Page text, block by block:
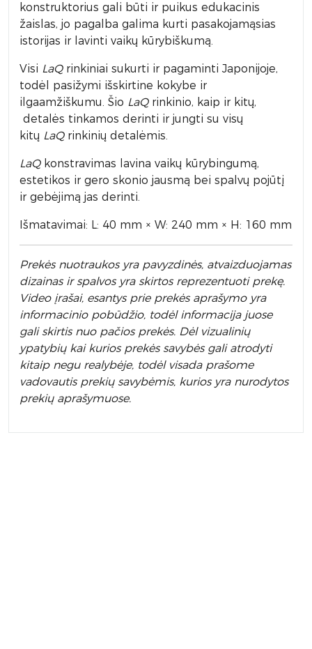
konstruktorius gali būti ir puikus edukacinis
žaislas, jo pagalba galima kurti pasakojamąsias
istorijas ir lavinti vaikų kūrybiškumą.
Visi LaQrinkiniai sukurti ir pagaminti Japonijoje,
todėl pasižymi išskirtine kokybe ir
ilgaamžiškumu. Šio LaQrinkinio, kaip ir kitų,
detalės tinkamos derinti ir jungti su visų
kitų LaQrinkinių detalėmis.
LaQkonstravimas lavina vaikų kūrybingumą,
estetikos ir gero skonio jausmą bei spalvų pojūtį
ir gebėjimą jas derinti.
Išmatavimai: L: 40 mm × W: 240 mm × H: 160 mm
Prekės nuotraukos yra pavyzdinės, atvaizduojamas
dizainas ir spalvos yra skirtos reprezentuoti prekę.
Video įrašai, esantys prie prekės aprašymo yra
informacinio pobūdžio, todėl informacija juose
gali skirtis nuo pačios prekės. Dėl vizualinių
ypatybių kai kurios prekės savybės gali atrodyti
kitaip negu realybėje, todėl visada prašome
vadovautis prekių savybėmis, kurios yra nurodytos
prekių aprašymuose.